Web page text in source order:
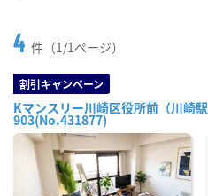
4 件（1/1ページ）
割引キャンペーン
Kマンスリー川崎区役所前（川崎
903(No.431877)